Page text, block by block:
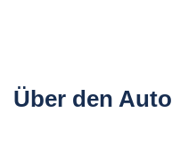
Über den